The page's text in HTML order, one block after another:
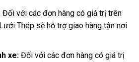
Đối với các đơn hàng có giá trị trên
Thép sẽ hỗ trợ giao hàng tận nơi
xe:Đối với các đơn hàng có giá trị